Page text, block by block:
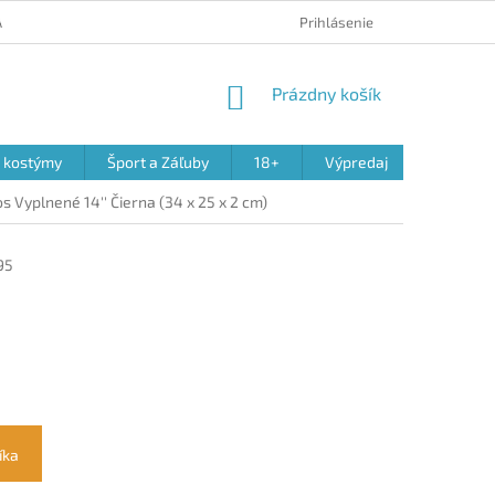
PRODUKTOV OBCHODNÉ PODMIENKY
Prihlásenie
NÁKUPNÝ
Prázdny košík
kostýmy Šport a Záľuby 18+ Výpredaj
Vyplnené 14'' Čierna (34 x 25 x 2 cm)